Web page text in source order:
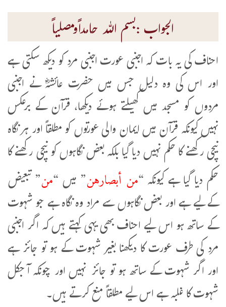
الجواب :بسم اللہ حامداًومصلیاً
احناف کی یہ بات کہ اجنبی عورت اجنبی مرد کو دیکھ سکتی ہے
اور اس کی وہ دلیل جس میں حضرت عائشہؓ نے اجنبی
مردوں کو مسجد میں کھیلتے ہوئے دیکھا، قرآن کے برعکس
نہیں کیونکہ قرآن میں ایمان والی عورتوں کو مطلقاً اور ہر نگاہ
نیچی رکھنے کا حکم نہیں دیا گیا بلکہ بعض نگاہوں کو نیچی رکھنے کا
حکم دیا گیا ہے کیونکہ “من أبصارهن” میں “من” تبعیض
کے لیے ہے اور بعض نگاہوں سے مراد وہ نگاہ ہے جو شہوت
کے ساتھ ہو اس لیے احناف بھی یہی کہتے ہیں کہ اگر اجنبی
مرد کی طرف عورت کا دیکھنا بغیر شہوت کے ہو تو جائز ہے
اور اگر شہوت کے ساتھ ہو تو جائز نہیں اور چونکہ آجکل
شہوت کا غلبہ ہے اس لیے مطلقاً منع کرتے ہیں۔